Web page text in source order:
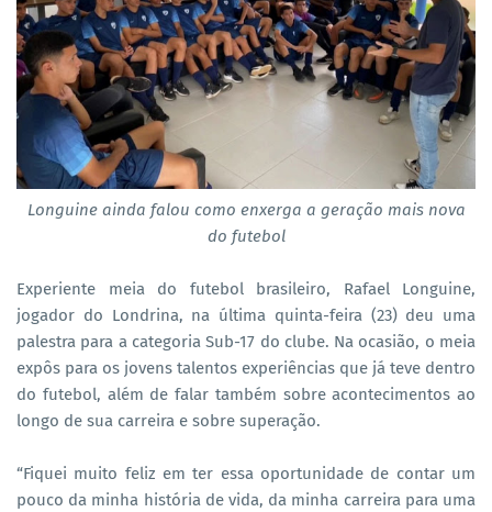
Longuine ainda falou como enxerga a geração mais nova
do futebol
Experiente meia do futebol brasileiro, Rafael Longuine,
jogador do Londrina, na última quinta-feira (23) deu uma
palestra para a categoria Sub-17 do clube. Na ocasião, o meia
expôs para os jovens talentos experiências que já teve dentro
do futebol, além de falar também sobre acontecimentos ao
longo de sua carreira e sobre superação.
“Fiquei muito feliz em ter essa oportunidade de contar um
pouco da minha história de vida, da minha carreira para uma